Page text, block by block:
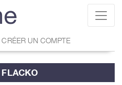
UN COMPTE